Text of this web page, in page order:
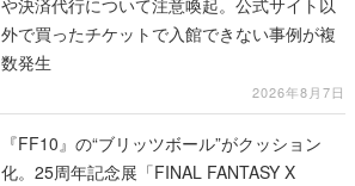
や決済代行について注意喚起。公式サイト以
外で買ったチケットで入館できない事例が複
数発生
2026年8月7日
『FF10』の“ブリッツボール”がクッション
化。25周年記念展「FINAL FANTASY X